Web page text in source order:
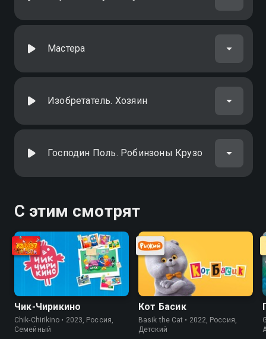
Мастера
Изобретатель. Хозяин
Господин Поль. Робинзоны Крузо
С этим смотрят
Чик-Чирикино
Chik-Chirikino • 2023, Россия,
Cемейный
Кот Басик
Basik the Cat • 2022, Россия,
Детский